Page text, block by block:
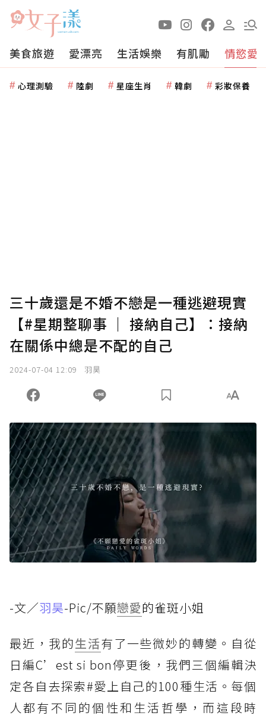
美食旅遊 愛漂亮 生活娛樂 有肌勵 情慾愛
心理測驗 陸劇 星座生肖 韓劇 彩妝保養
三十歲還是不婚不戀是一種逃避現實
【#星期整聊事 ｜ 接納自己】：接納
在關係中總是不配的自己
2024-07-04 12:09 羽昊
-文／羽昊-Pic/不願戀愛的雀斑小姐
最近，我的生活有了一些微妙的轉變。自從
日編C’est si bon停更後，我們三個編輯決
定各自去探索#愛上自己的100種生活。每個
人都有不同的個性和生活哲學，而這段時